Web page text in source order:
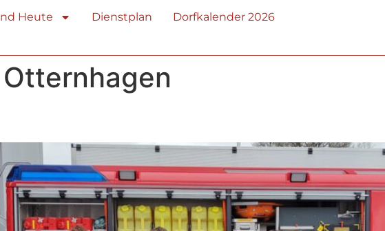
Heute Dienstplan Dorfkalender 2026
Otternhagen